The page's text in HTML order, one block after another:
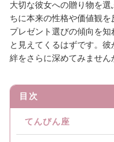
大切な彼女への贈り物を
ちに本来の性格や価値観
プレゼント選びの傾向を
と見えてくるはずです。
絆をさらに深めてみません
目次
てんびん座